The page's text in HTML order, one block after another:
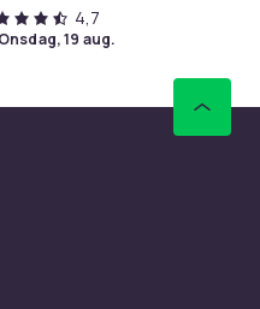
4,7
onsdag, 19 aug.